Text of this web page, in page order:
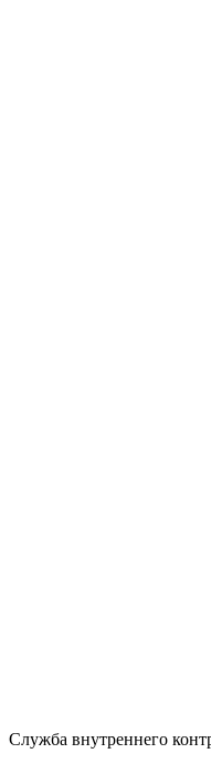
Служба внутреннего